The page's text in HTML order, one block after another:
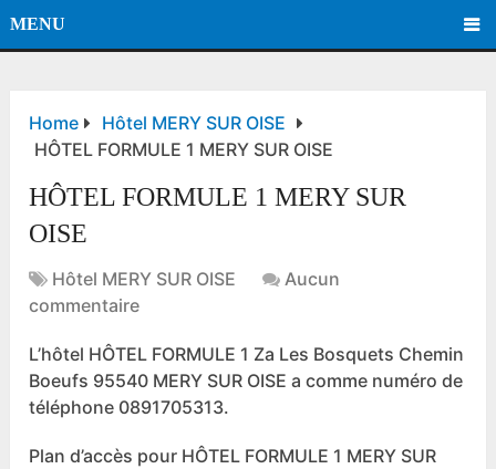
MENU
Home
Hôtel MERY SUR OISE
HÔTEL FORMULE 1 MERY SUR OISE
HÔTEL FORMULE 1 MERY SUR
OISE
Hôtel MERY SUR OISE
Aucun
commentaire
L’hôtel HÔTEL FORMULE 1 Za Les Bosquets Chemin
Boeufs 95540 MERY SUR OISE a comme numéro de
téléphone 0891705313.
Plan d’accès pour HÔTEL FORMULE 1 MERY SUR